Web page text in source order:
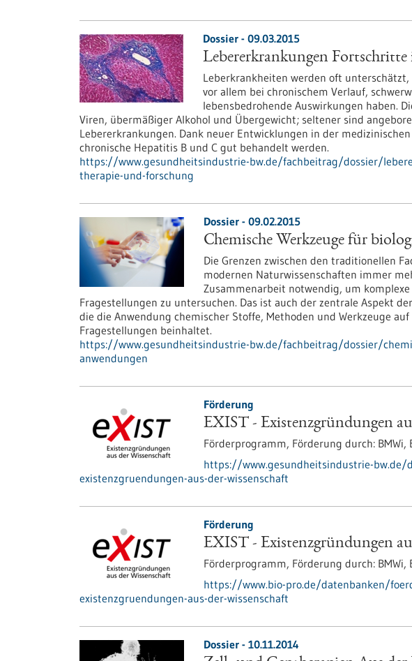
Dossier - 09.03.2015
Lebererkrankungen
Leberkrankheiten werden oft
vor allem bei chronischem Verlauf,
lebensbedrohende Auswirkungen haben.
Viren, übermäßiger Alkohol und Übergewicht; seltener sind
Lebererkrankungen. Dank neuer Entwicklungen in der
chronische Hepatitis B und C gut behandelt werden.
https://www.gesundheitsindustrie-bw.de/fachbeitrag/dossier/
therapie-und-forschung
Dossier - 09.02.2015
Chemische Werkzeuge für
Die Grenzen zwischen den traditionellen
modernen Naturwissenschaften immer
Zusammenarbeit notwendig, um
Fragestellungen zu untersuchen. Das ist auch der zentrale Aspekt
die die Anwendung chemischer Stoffe, Methoden und Werkzeuge
Fragestellungen beinhaltet.
https://www.gesundheitsindustrie-bw.de/fachbeitrag/dossier/
anwendungen
Förderung
EXIST - Existenzgründungen
Förderprogramm, Förderung durch:BMWi,
https://www.gesundheitsindustrie-
existenzgruendungen-aus-der-wissenschaft
Förderung
EXIST - Existenzgründungen
Förderprogramm, Förderung durch:BMWi,
https://www.bio-pro.de/datenbanken/
existenzgruendungen-aus-der-wissenschaft
Dossier - 10.11.2014